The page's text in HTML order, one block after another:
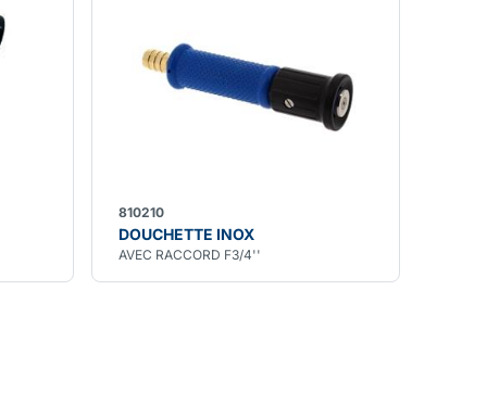
810210
DOUCHETTE INOX
AVEC RACCORD F3/4''